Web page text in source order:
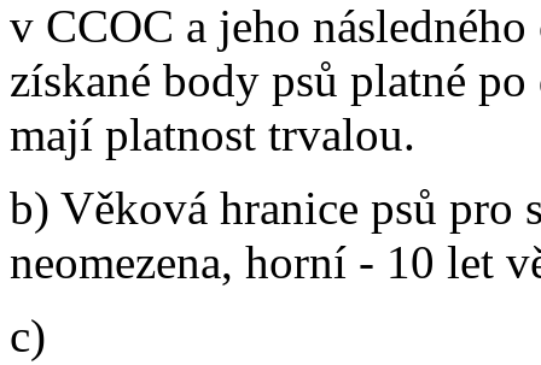
v CCOC a jeho
získané body psů platné
mají platnost trvalou.
b) Věková hranice psů pro
neomezena, horní - 10 let
c)